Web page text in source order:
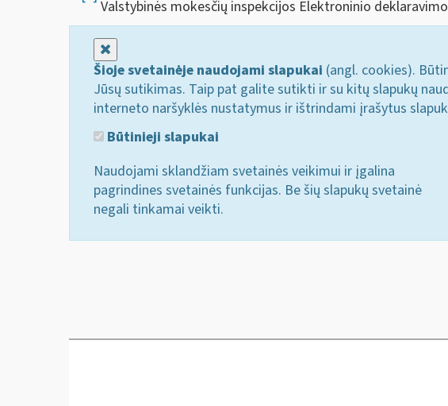
Valstybinės mokesčių inspekcijos Elektroninio
Šioje svetainėje naudojami slapukai (angl. cookies).
Jūsų sutikimas. Taip pat galite sutikti ir su kitų slapukų
interneto naršyklės nustatymus ir ištrindami įrašytus
Būtinieji slapukai
Naudojami sklandžiam svetainės veikimui ir įgalina
pagrindines svetainės funkcijas. Be šių slapukų svetainė
negali tinkamai veikti.